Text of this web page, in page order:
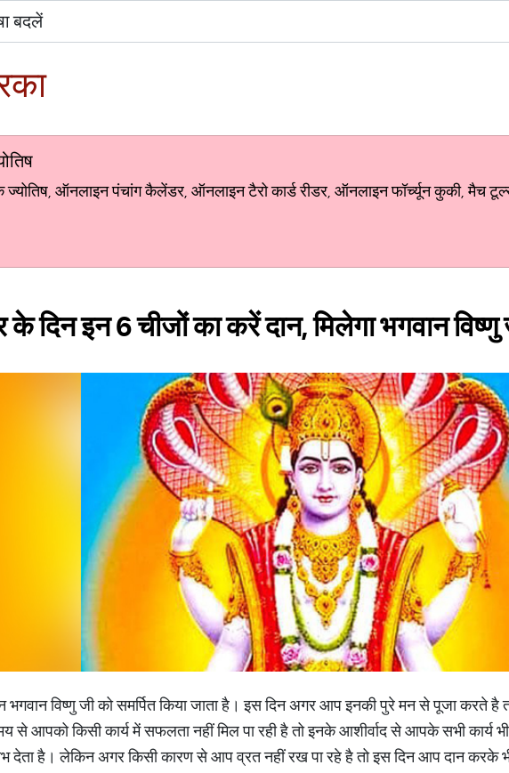
ऑनलाइन पंचांग कैलेंडर, ऑनलाइन टैरो कार्ड रीडर, ऑनलाइन फॉर्च्यून कुकी, मैच
के दिन इन 6 चीजों का करें दान, मिलेगा भगवान विष्णु
भगवान विष्णु जी को समर्पित किया जाता है। इस दिन अगर आप इनकी पुरे मन से पूजा करते है
से आपको किसी कार्य में सफलता नहीं मिल पा रही है तो इनके आशीर्वाद से आपके सभी कार्य
देता है। लेकिन अगर किसी कारण से आप व्रत नहीं रख पा रहे है तो इस दिन आप दान करके भी